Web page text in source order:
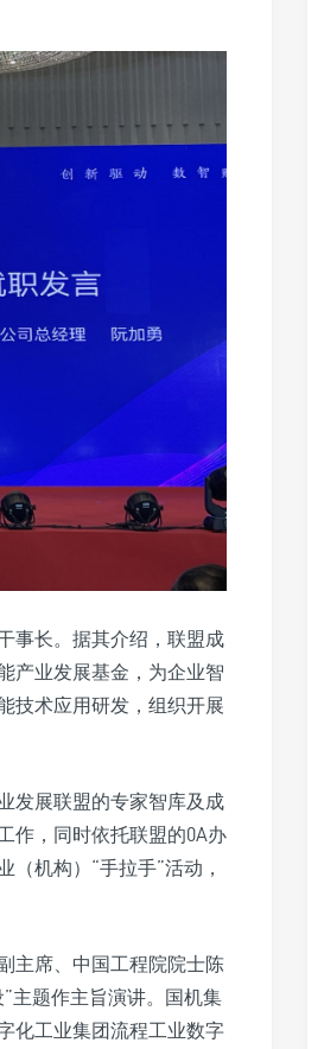
事长。据其介绍，联盟成
产业发展基金，为企业智
技术应用研发，组织开展
发展联盟的专家智库及成
作，同时依托联盟的0A办
机构）“手拉手”活动，
主席、中国工程院院士陈
主题作主旨演讲。国机集
化工业集团流程工业数字